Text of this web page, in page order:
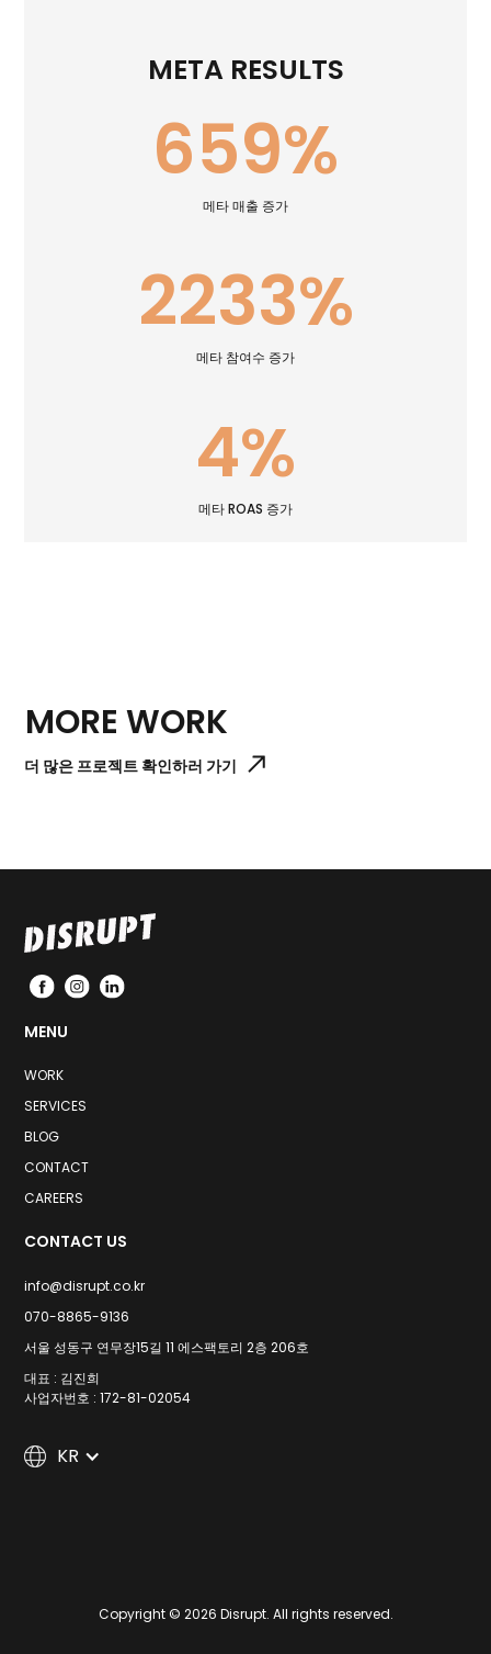
META RESULTS
659%
메타 매출 증가
2233%
메타 참여수 증가
4%
메타 ROAS 증가
MORE WORK
더 많은 프로젝트 확인하러 가기
MENU
WORK
SERVICES
BLOG
CONTACT
CAREERS
CONTACT US
info@disrupt.co.kr
070-8865-9136
서울 성동구 연무장15길 11 에스팩토리 2층 206호
대표 : 김진희
사업자번호 : 172-81-02054
KR
Copyright © 2026 Disrupt. All rights reserved.